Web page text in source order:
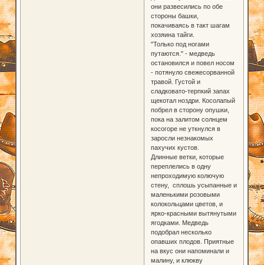
они развесились по обе
стороны башки,
покачиваясь в такт шагам
хозяина тайги.
"Только под ногами
путаются." - медведь
остановился и повел носом
- потянуло свежесорванной
травой. Густой и
сладковато-терпкий запах
щекотал ноздри. Косолапый
побрел в сторону опушки,
пока на залитом солнцем
косогоре не уткнулся в
заросли незнакомых
пахучих кустов.
Длинные ветки, которые
переплелись в одну
непроходимую колючую
стену, сплошь усыпанные и
маленькими розовыми
колокольцами цветов, и
ярко-красными вытянутыми
ягодками. Медведь
подобрал несколько
опавших плодов. Приятные
на вкус они напоминали и
малину, и клюкву